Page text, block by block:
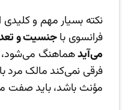
نکته بسیار مهم و
فرانسوی باجنسیت و
می‌آیدهماهنگ می‌شود،
فرقی نمی‌کند مالک مرد
مؤنث باشد، باید صفت